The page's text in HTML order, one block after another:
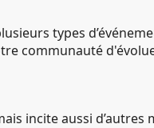
types
communauté
incite aussi d’autres